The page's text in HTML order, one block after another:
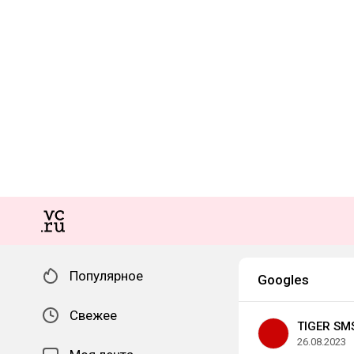
Популярное
Свежее
Googles
TIGER
26.08.2023